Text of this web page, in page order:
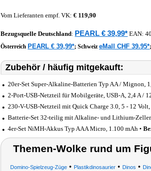
Vom Lieferanten empf. VK: € 119,90
Bezugsquelle Deutschland: PEARL € 39,99* EAN:
Österreich PEARL € 39,99*; Schweiz eMall CHF 39.95*;
Zubehör / häufig mitgekauft:
20er-Set Super-Alkaline-Batterien Typ AA / Mignon,
2-Port-USB-Netzteil für Mobilgeräte, USB-A, 2,4 A /
230-V-USB-Netzteil mit Quick Charge 3.0, 5 - 12 Volt,
Batterie-Set 32-teilig mit Alkaline- und Lithium-
4er-Set NiMH-Akkus Typ AAA Micro, 1.100 mAh •
Themen-Wolke rund um
Domino-Spielzeug-Züge• Plastikdinosaurier• Dinos •